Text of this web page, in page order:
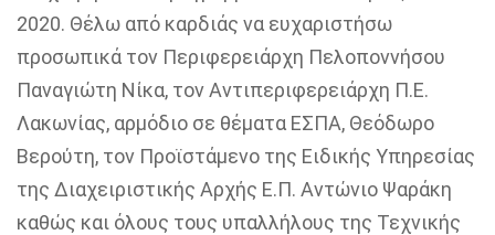
2020. Θέλω από καρδιάς να ευχαριστήσω
προσωπικά τον Περιφερειάρχη Πελοποννήσου
Παναγιώτη Νίκα, τον Αντιπεριφερειάρχη Π.Ε.
Λακωνίας, αρμόδιο σε θέματα ΕΣΠΑ, Θεόδωρο
Βερούτη, τον Προϊστάμενο της Ειδικής Υπηρεσίας
της Διαχειριστικής Αρχής Ε.Π. Αντώνιο Ψαράκη
καθώς και όλους τους υπαλλήλους της Τεχνικής